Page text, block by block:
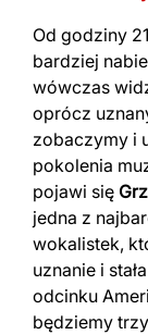
Od godziny
bardziej
wówczas
oprócz
zobaczymy i
pokolenia
pojawi się
jedna z
wokalistek,
uznanie i
odcinku
będziemy